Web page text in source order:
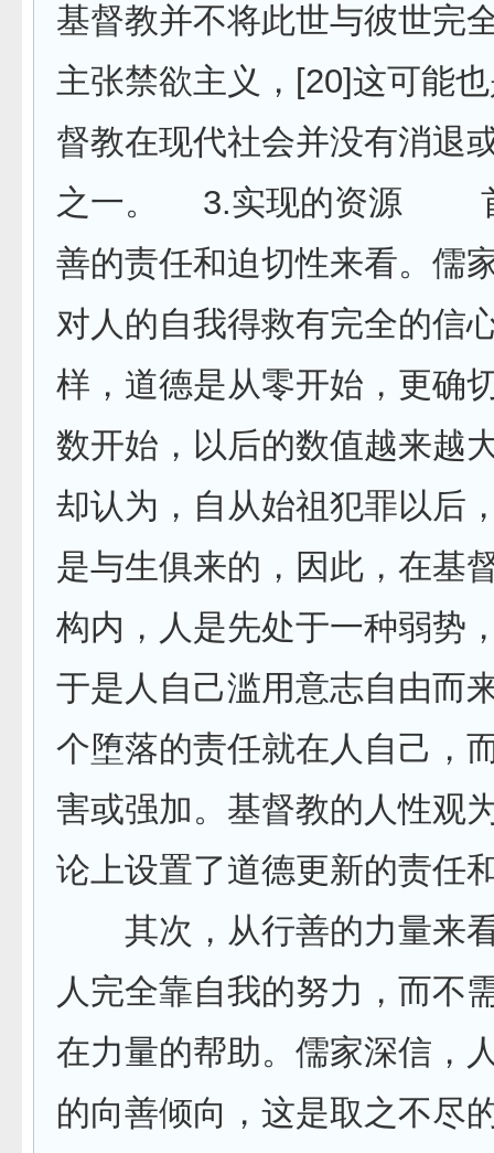
基督教并不将此世与彼世完
主张禁欲主义，[20]这可能
督教在现代社会并没有消退
之一。 3.实现的资源
善的责任和迫切性来看。儒
对人的自我得救有完全的信
样，道德是从零开始，更确
数开始，以后的数值越来越
却认为，自从始祖犯罪以后
是与生俱来的，因此，在基
构内，人是先处于一种弱势
于是人自己滥用意志自由而
个堕落的责任就在人自己，
害或强加。基督教的人性观
论上设置了道德更新的责任
其次，从行善的力量来
人完全靠自我的努力，而不
在力量的帮助。儒家深信，
的向善倾向，这是取之不尽